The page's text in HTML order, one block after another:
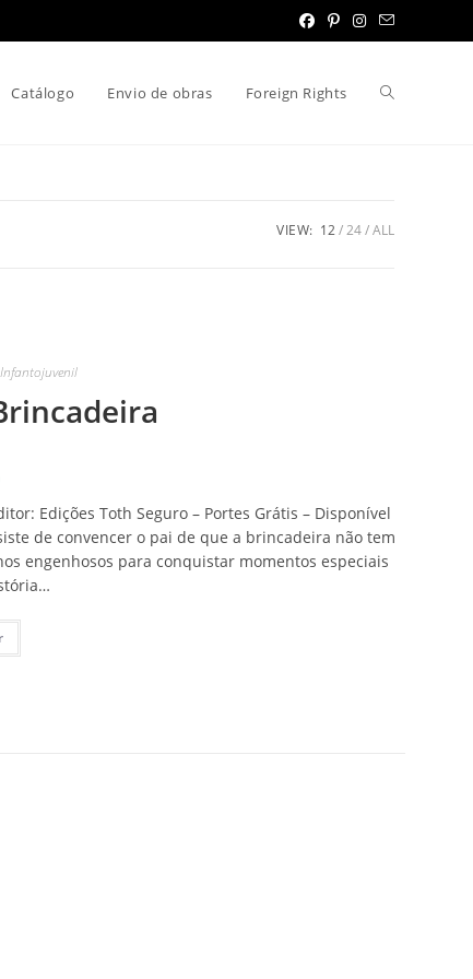
Catálogo Envio de obras Foreign Rights Toggle
VIEW: 12 24 ALL
Infantojuvenil
Edições Toth Seguro – Portes Grátis – Disponível
de convencer o pai de que a brincadeira não tem
engenhosos para conquistar momentos especiais